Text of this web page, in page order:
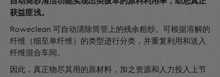
获益匪浅。
Roweclean 可自动清除筒管上的残余粗纱。可根据溶解的
纤维（细至单纤维）的类型进行分类，并重复利用和送入
纤维混合车间。
因此，真正物尽其用的原材料，加之资源和人力投入上节